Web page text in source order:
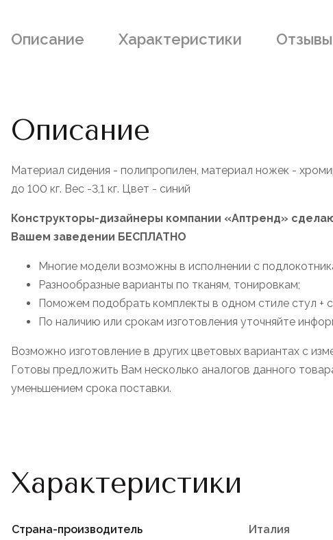
Описание Характеристики Отзывы
Описание
Материал сидения - полипропилен, материал ножек -
до 100 кг. Вес -3,1 кг. Цвет - синий
Конструкторы-дизайнеры компании «Аптренд»
Вашем заведении БЕСПЛАТНО
Многие модели возможны в исполнении с
Разнообразные варианты по тканям, тонировкам;
Поможем подобрать комплекты в одном стиле стул +
По наличию или срокам изготовления уточняйте
Возможно изготовление в других цветовых вариантах с
Готовы предложить Вам несколько аналогов данного
уменьшением срока поставки.
Характеристики
Страна-производитель Италия